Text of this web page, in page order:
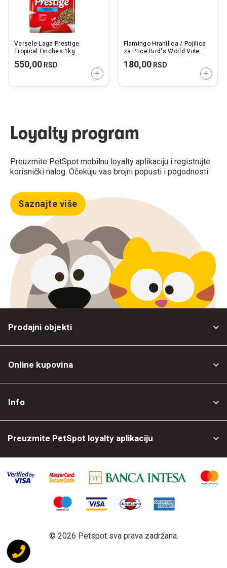
Versele-Laga Prestige
Tropical Finches 1kg
550,00 RSD
DODAJTE U KORPU
Flamingo Hranilica / Pojilica
za Ptice Bird's World Više
180,00RSD
Loyalty program
Preuzmite PetSpot mobilnu loyalty aplikaciju i registrujte
korisnički nalog. Očekuju vas brojni popusti i pogodnosti.
Saznajte više
Prodajni objekti
Online kupovina
Info
Preuzmite PetSpot loyalty aplikaciju
© 2026 Petspot sva prava zadržana.